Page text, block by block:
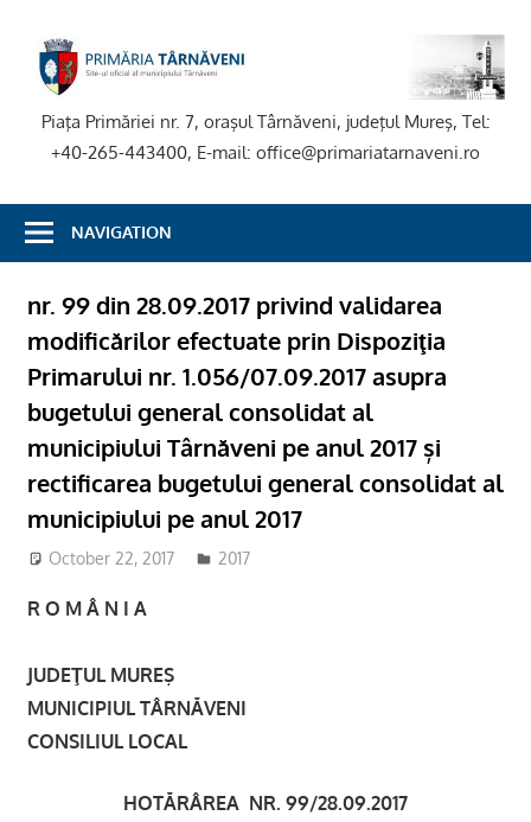
content
Piaţa Primăriei nr. 7, oraşul Târnăveni, judeţul Mureş, Tel:
+40-265-443400, E-mail: office@primariatarnaveni.ro
NAVIGATION
nr. 99 din 28.09.2017 privind validarea
modificărilor efectuate prin Dispoziţia
Primarului nr. 1.056/07.09.2017 asupra
bugetului general consolidat al
municipiului Târnăveni pe anul 2017 și
rectificarea bugetului general consolidat al
municipiului pe anul 2017
October 22, 2017 admsite
2017
R O M Â N I A
JUDEŢUL MUREŞ
MUNICIPIUL TÂRNĂVENI
CONSILIUL LOCAL
HOTĂRÂREA NR. 99/28.09.2017